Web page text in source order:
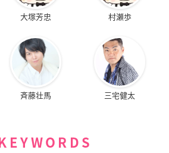
大塚芳忠 村瀬歩
斉藤壮馬 三宅健太
KEYWORDS